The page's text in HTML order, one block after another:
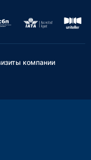
компании